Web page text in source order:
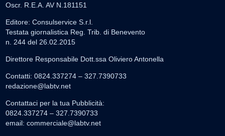
Oscr. R.E.A. AV N.181151
Editore: Consulservice S.r.l.
Testata giornalistica Reg. Trib. di Benevento
n. 244 del 26.02.2015
Direttore Responsabile Dott.ssa Oliviero Antonella
Contatti: 0824.337274 – 327.7390733
redazione@labtv.net
Contattaci per la tua Pubblicità:
0824.337274 – 327.7390733
email: commerciale@labtv.net